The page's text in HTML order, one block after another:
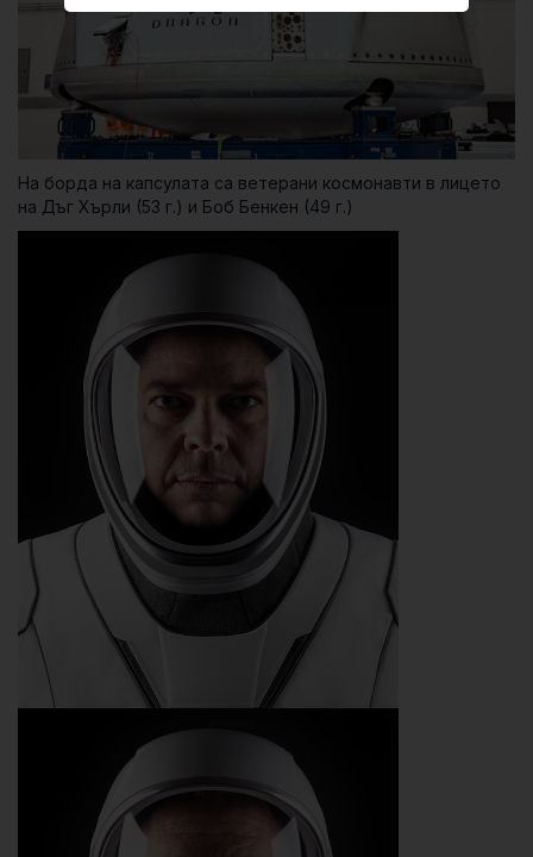
На борда на капсулата са ветерани космонавти в лицето
на Дъг Хърли (53 г.) и Боб Бенкен (49 г.)